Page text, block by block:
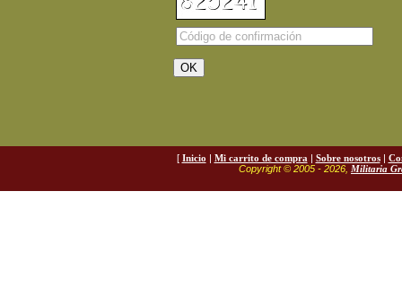
[ Inicio | Mi carrito de compra | Sobre nosotros|
Copyright © 2005 - 2026, Militaria